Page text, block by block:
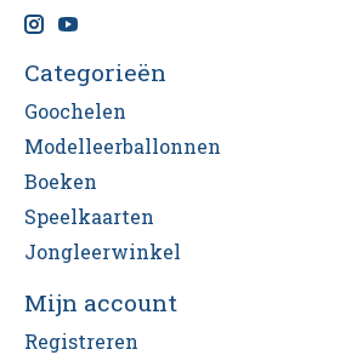
Categorieën
Goochelen
Modelleerballonnen
Boeken
Speelkaarten
Jongleerwinkel
Mijn account
Registreren